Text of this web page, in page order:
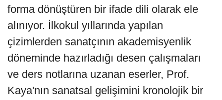
forma dönüştüren bir ifade dili olarak ele
alınıyor. İlkokul yıllarında yapılan
çizimlerden sanatçının akademisyenlik
döneminde hazırladığı desen çalışmaları
ve ders notlarına uzanan eserler, Prof.
Kaya'nın sanatsal gelişimini kronolojik bir